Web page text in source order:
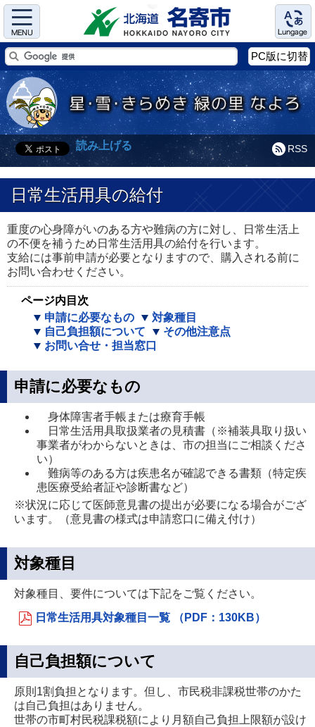
Menu Language
PC版に切替
RSS
読み上げる
日常生活用具の給付
重度の心身障がいのある方や難病の方に対し、日常生活上
の不便を補うため日常生活用具の給付を行います。
支給には事前申請が必要となりますので、購入される前に
お問い合わせください。
ページ内目次
申請に必要なもの
対象種目
自己負担額について
その他注意点
お問い合せ・担当窓口
申請に必要なもの
身体障害者手帳または療育手帳
日常生活用具取扱業者の見積書（※補装具取り扱い
事業者がわからないときは、市の担当にご相談くださ
い）
難病等のある方は疾患名が確認できる書類（特定疾
患医療受給者証や診断書など）
※状況に応じて医師意見書の提出が必要になる場合がござ
います。（意見書の様式は申請窓口に備え付け）
対象種目
対象種目、要件については下記をご覧ください。
日常生活用具対象種目一覧 （PDF：130KB）
自己負担額について
原則1割負担となります。但し、市民税非課税世帯のかた
は自己負担はありません。
世帯の市町村民税課税額により月額自己負担上限額が設け